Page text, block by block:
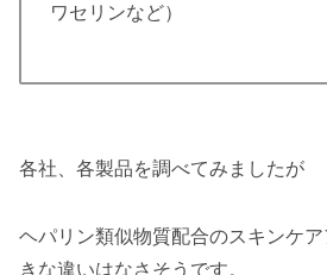
ワセリンなど）
各社、各製品を調べてみましたが
ヘパリン類似物質配合のスキンケ
きな違いはなさそうです。